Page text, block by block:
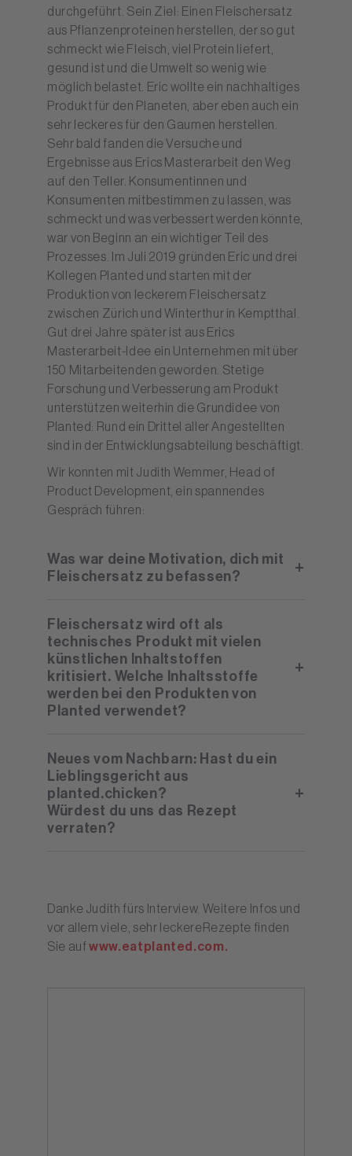
durchgeführt. Sein Ziel: Einen Fleischersatz
aus Pflanzenproteinen herstellen, der so gut
schmeckt wie Fleisch, viel Protein liefert,
gesund ist und die Umwelt so wenig wie
möglich belastet. Eric wollte ein nachhaltiges
Produkt für den Planeten, aber eben auch ein
sehr leckeres für den Gaumen herstellen.
Sehr bald fanden die Versuche und
Ergebnisse aus Erics Masterarbeit den Weg
auf den Teller. Konsumentinnen und
Konsumenten mitbestimmen zu lassen, was
schmeckt und was verbessert werden könnte,
war von Beginn an ein wichtiger Teil des
Prozesses. Im Juli 2019 gründen Eric und drei
Kollegen Planted und starten mit der
Produktion von leckerem Fleischersatz
zwischen Zürich und Winterthur in Kemptthal.
Gut drei Jahre später ist aus Erics
Masterarbeit-­Idee ein Unternehmen mit über
150 Mitarbeitenden geworden. Stetige
Forschung und Verbesserung am Produkt
unterstützen weiterhin die Grundidee von
Planted: Rund ein Drittel aller Angestellten
sind in der Entwicklungsabteilung beschäftigt.
Wir konnten mit Judith Wemmer, Head of
Product Development, ein spannendes
Gespräch führen:
Was war deine Motivation, dich mit
Fleischersatz zu befassen?
Fleischersatz wird oft als
technisches Produkt mit vielen
künstlichen Inhaltstoffen
kritisiert. Welche Inhaltsstoffe
werden bei den Produkten von
Planted verwendet?
Neues vom Nachbarn: Hast du ein
Lieblingsgericht aus
planted.chicken?
Würdest du uns das Rezept
verraten?
Danke Judith fürs Interview. Weitere Infos und
vor allem viele, sehr leckereRezepte finden
Sie aufwww.eatplanted.com.